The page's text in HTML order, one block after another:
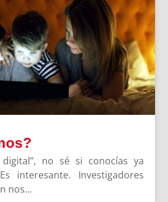
digital”, no sé si conocías ya
interesante. Investigadores
nos...